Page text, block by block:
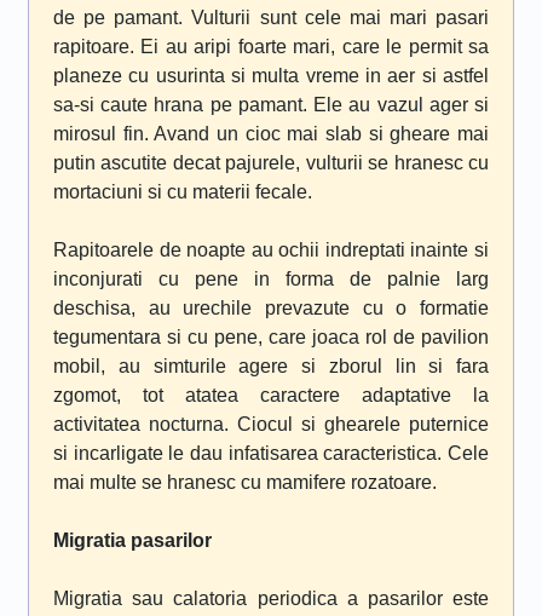
de pe pamant. Vulturii sunt cele mai mari pasari
rapitoare. Ei au aripi foarte mari, care le permit sa
planeze cu usurinta si multa vreme in aer si astfel
sa-si caute hrana pe pamant. Ele au vazul ager si
mirosul fin. Avand un cioc mai slab si gheare mai
putin ascutite decat pajurele, vulturii se hranesc cu
mortaciuni si cu materii fecale.
Rapitoarele de noapte au ochii indreptati inainte si
inconjurati cu pene in forma de palnie larg
deschisa, au urechile prevazute cu o formatie
tegumentara si cu pene, care joaca rol de pavilion
mobil, au simturile agere si zborul lin si fara
zgomot, tot atatea caractere adaptative la
activitatea nocturna. Ciocul si ghearele puternice
si incarligate le dau infatisarea caracteristica. Cele
mai multe se hranesc cu mamifere rozatoare.
Migratia pasarilor
Migratia sau calatoria periodica a pasarilor este